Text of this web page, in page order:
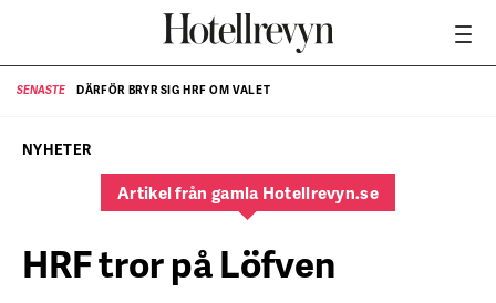
SENASTE DÄRFÖR BRYR SIG HRF OM VALET
NYHETER
Artikel från gamla Hotellrevyn.se
HRF tror på Löfven